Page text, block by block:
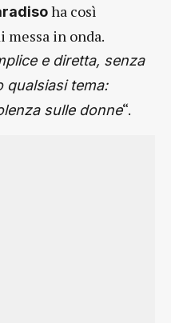
ha così
messa in onda.
e diretta, senza
qualsiasi tema:
sulle donne“.